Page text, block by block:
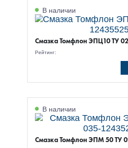
В наличии
Смазка Томфлон ЭПЦ10 ТУ
Рейтинг:
В наличии
Смазка Томфлон ЭПМ 50 ТУ